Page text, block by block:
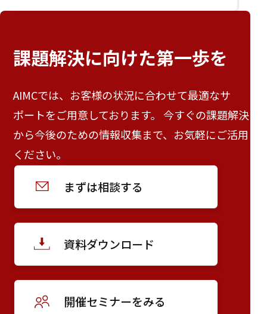
課題解決に向けた第一歩を
AIMCでは、お客様の状況に合わせて最適なサ
ポートをご用意しております。 今すぐの課題解決
から今後のための情報収集まで、お気軽にご活用
ください。
まずは相談する
資料ダウンロード
開催セミナーをみる